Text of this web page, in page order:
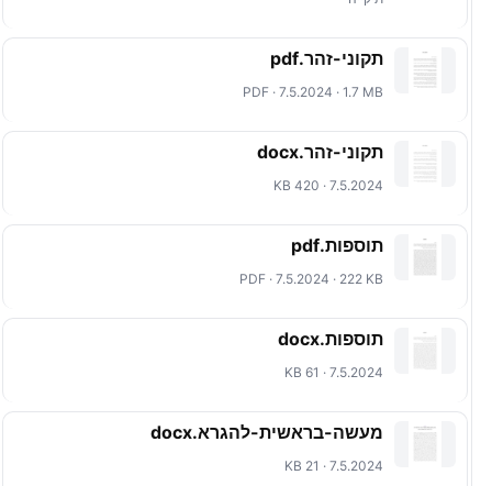
תקוני-זהר.pdf
PDF · 7.5.2024 · 1.7 MB
תקוני-זהר.docx
7.5.2024 · 420 KB
תוספות.pdf
PDF · 7.5.2024 · 222 KB
תוספות.docx
7.5.2024 · 61 KB
מעשה-בראשית-להגרא.docx
7.5.2024 · 21 KB